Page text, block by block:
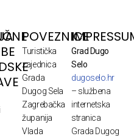
POVEZNICE
Turistička
zajednica
Grada
Dugog Sela
Zagrebačka
županija
Vlada
Grad Dugo
Selo
dugoselo.hr
– službena
internetska
stranica
Grada Dugog